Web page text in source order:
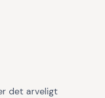
det arveligt